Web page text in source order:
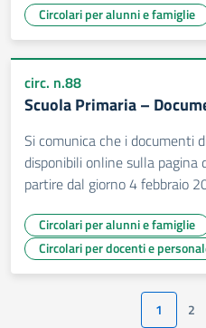
Circolari per alunni e famiglie
circ. n.88
Scuola Primaria –
Si comunica che i documenti
disponibili online sulla
partire dal giorno 4 febbraio
Circolari per alunni e famiglie
Circolari per docenti e
1 2